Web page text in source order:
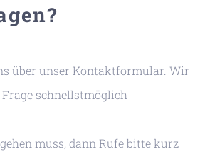
über unser Kontaktformular. Wir
schnellstmöglich
muss, dann Rufe bitte kurz